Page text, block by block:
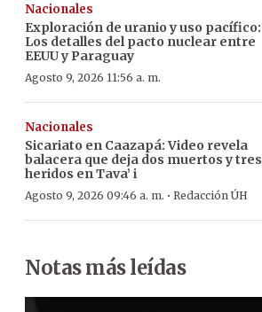
Nacionales
Exploración de uranio y uso pacífico:
Los detalles del pacto nuclear entre
EEUU y Paraguay
Agosto 9, 2026 11:56 a. m.
Nacionales
Sicariato en Caazapá: Video revela
balacera que deja dos muertos y tres
heridos en Tava’ i
Agosto 9, 2026 09:46 a. m. · Redacción ÚH
Notas más leídas